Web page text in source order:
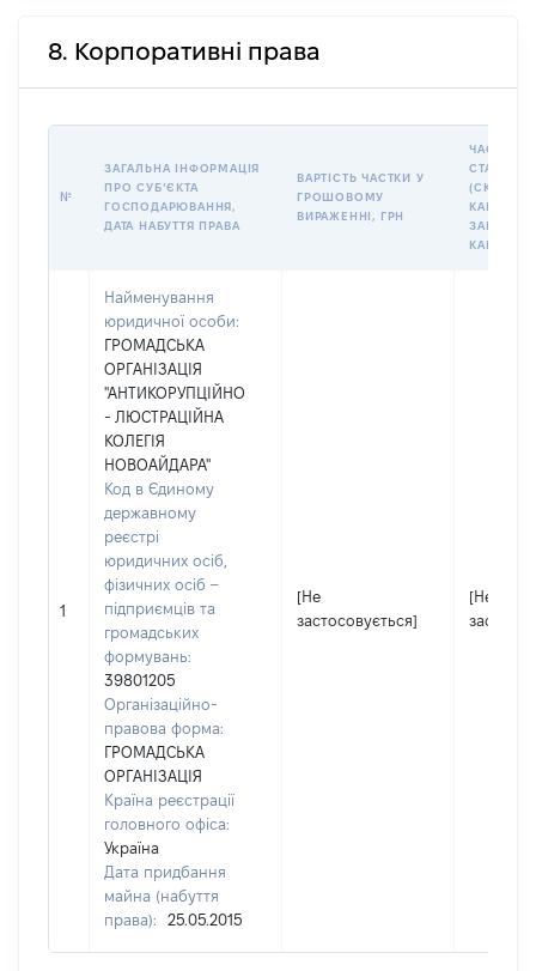
8. Корпоративні права
№
ЗАГАЛЬНА ІНФОРМАЦІЯ
ПРО СУБʼЄКТА
ГОСПОДАРЮВАННЯ,
ДАТА НАБУТТЯ ПРАВА
ВАРТІСТЬ ЧАСТКИ У
ГРОШОВОМУ
ВИРАЖЕННІ, ГРН
ЧАСТКА У
КАПІТАЛІ
КАПІТАЛУ)
1
Найменування
юридичної особи:
ГРОМАДСЬКА
ОРГАНІЗАЦІЯ
"АНТИКОРУПЦІЙНО
- ЛЮСТРАЦІЙНА
КОЛЕГІЯ
НОВОАЙДАРА"
Код в Єдиному
державному
реєстрі
юридичних осіб,
фізичних осіб –
підприємців та
громадських
формувань:
39801205
Організаційно-
правова форма:
ГРОМАДСЬКА
ОРГАНІЗАЦІЯ
Країна реєстрації
головного офіса:
Україна
Дата придбання
майна (набуття
права):
25.05.2015
[Не
застосовується]
[Не